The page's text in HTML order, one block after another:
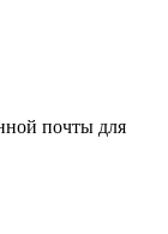
почты для